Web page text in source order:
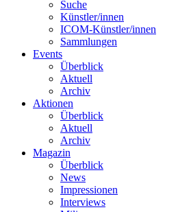
Suche
Künstler/innen
ICOM-Künstler/innen
Sammlungen
Events
Überblick
Aktuell
Archiv
Aktionen
Überblick
Aktuell
Archiv
Magazin
Überblick
News
Impressionen
Interviews